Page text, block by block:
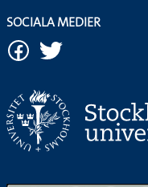
SOCIALA MEDIER